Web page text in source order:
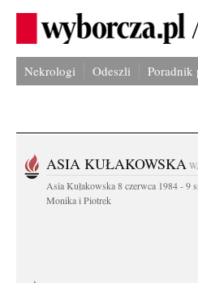
Nekrologi Odeszli Poradnik
ASIA KUŁAKOWSKA
Asia Kułakowska 8 czerwca 1984 - 9
Monika i Piotrek